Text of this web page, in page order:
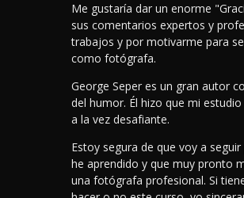
Me gustaría dar un enorme
sus comentarios expertos y
trabajos y por motivarme para
como fotógrafa.
George Seper es un gran autor
del humor. Él hizo que mi
a la vez desafiante.
Estoy segura de que voy a
he aprendido y que muy pronto
una fotógrafa profesional. Si